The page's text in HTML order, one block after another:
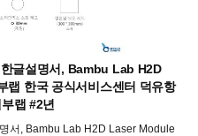
글설명서, Bambu Lab H2D
한국 공식서비스센터 덕유항
랩 #2년
서, Bambu Lab H2D Laser Module